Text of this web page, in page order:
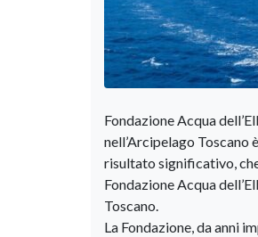
Fondazione Acqua
nell’Arcipelago Toscano
risultato significativo,
Fondazione Acqua
Toscano.
La Fondazione, da anni